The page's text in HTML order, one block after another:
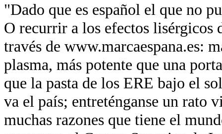
"Dado que es español el que no
O recurrir a los efectos lisérgicos
través de www.marcaespana.es:
plasma, más potente que una
que la pasta de los ERE bajo el
va el país; entreténganse un rato
muchas razones que tiene el